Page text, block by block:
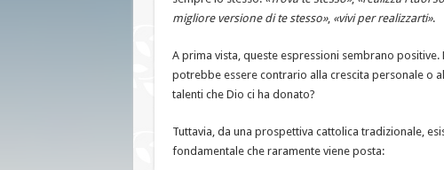
Dio:
verità
dimenticata
dal
nostro
tempo
migliore versione di te stesso», «vivi per realizzarti».
A prima vista, queste espressioni sembrano positive.
potrebbe essere contrario alla crescita personale o
talenti che Dio ci ha donato?
Tuttavia, da una prospettiva cattolica tradizionale,
fondamentale che raramente viene posta: